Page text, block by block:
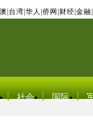
台湾 华人 侨网 财经 金融
社会 国际